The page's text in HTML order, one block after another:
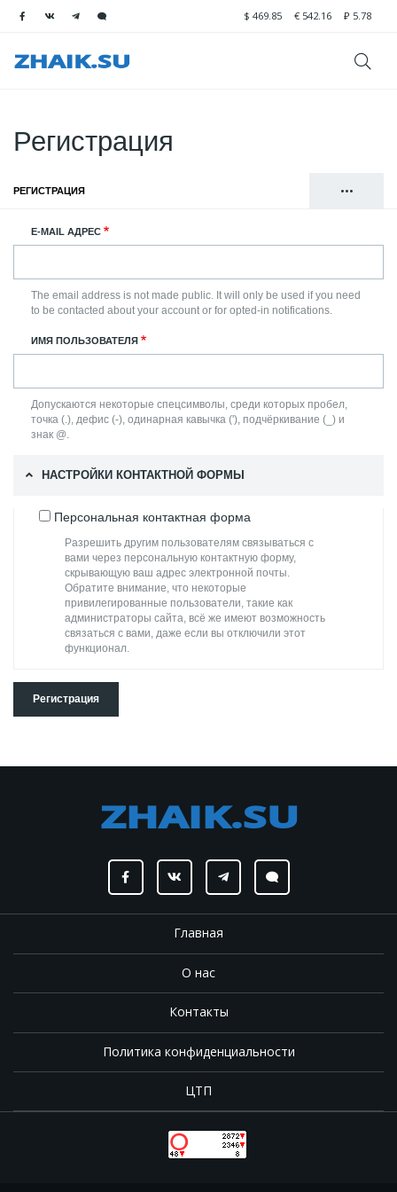
$ 469.85 € 542.16 ₽ 5.78
Регистрация
•••
вкладки
ВОЙТИ
РЕГИСТРАЦИЯ
E-MAIL АДРЕС
The email address is not made public. It will only be used if you need
to be contacted about your account or for opted-in notifications.
ИМЯ ПОЛЬЗОВАТЕЛЯ
Допускаются некоторые спецсимволы, среди которых пробел,
точка (.), дефис (-), одинарная кавычка ('), подчёркивание (_) и
знак @.
НАСТРОЙКИ КОНТАКТНОЙ ФОРМЫ
Персональная контактная форма
Разрешить другим пользователям связываться с
вами через персональную контактную форму,
скрывающую ваш адрес электронной почты.
Обратите внимание, что некоторые
привилегированные пользователи, такие как
администраторы сайта, всё же имеют возможность
связаться с вами, даже если вы отключили этот
функционал.
Главная
О нас
Контакты
Политика конфиденциальности
ЦТП